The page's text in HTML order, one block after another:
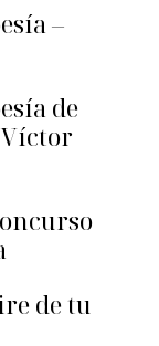
–
de
Víctor
de tu